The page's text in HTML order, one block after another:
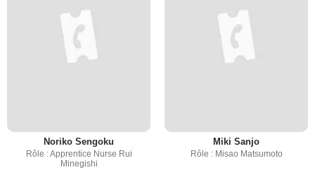
Noriko Sengoku
Rôle : Apprentice Nurse Rui
Minegishi
Miki Sanjo
Rôle : Misao Matsumoto